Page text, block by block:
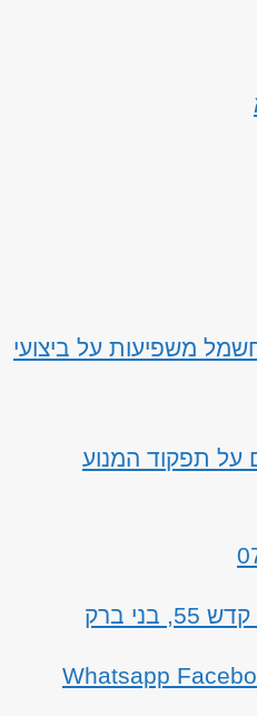
משפיעות על ביצועי
על תפקוד המנוע
ברק
Whatsapp